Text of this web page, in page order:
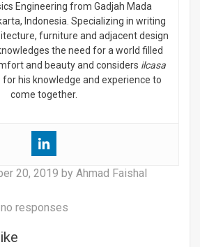
Engineering from Gadjah Mada
Indonesia. Specializing in writing
furniture and adjacent design
the need for a world filled
and beauty and considers ilcasa
his knowledge and experience to
come together.
20, 2019 by Ahmad Faishal
no responses